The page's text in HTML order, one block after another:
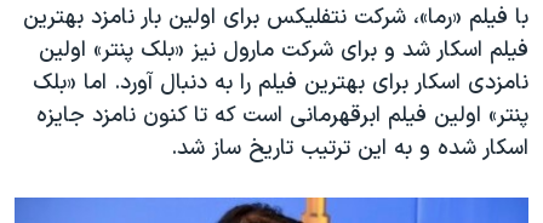
نرگس محمدی برنده جایزه نوبل صلح
همایش محافظه‌کاران آمریکا «سی‌پک»
صفحه‌های ویژه
با فیلم «رما»، شرکت نتفلیکس برای اولین بار نامزد بهترین
فیلم اسکار شد و برای شرکت مارول نیز «بلک پنتر» اولین
نامزدی اسکار برای بهترین فیلم را به دنبال آورد. اما «بلک
پنتر» اولین فیلم ابرقهرمانی است که تا کنون نامزد جایزه
اسکار شده و به این ترتیب تاریخ ساز شد.